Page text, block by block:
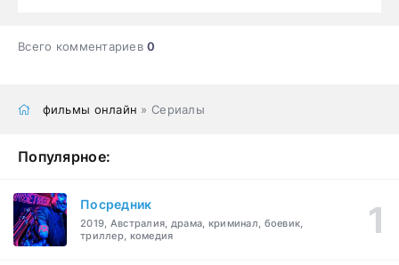
Всего комментариев0
фильмы онлайн » Сериалы
Популярное:
Посредник
2019, Австралия, драма, криминал, боевик,
триллер, комедия